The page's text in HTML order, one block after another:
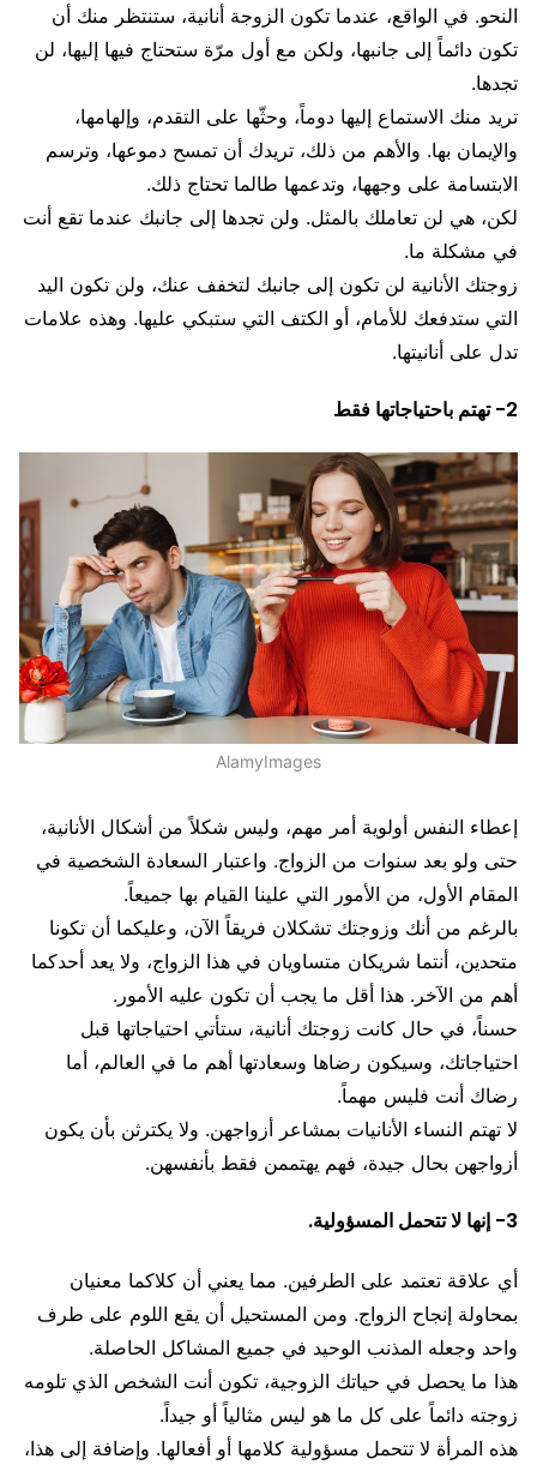
النحو. في الواقع، عندما تكون الزوجة أنانية، ستنتظر منك أن
تكون دائماً إلى جانبها، ولكن مع أول مرّة ستحتاج فيها إليها، لن
تجدها.
تريد منك الاستماع إليها دوماً، وحثّها على التقدم، وإلهامها،
والإيمان بها. والأهم من ذلك، تريدك أن تمسح دموعها، وترسم
الابتسامة على وجهها، وتدعمها طالما تحتاج ذلك.
لكن، هي لن تعاملك بالمثل. ولن تجدها إلى جانبك عندما تقع أنت
في مشكلة ما.
زوجتك الأنانية لن تكون إلى جانبك لتخفف عنك، ولن تكون اليد
التي ستدفعك للأمام، أو الكتف التي ستبكي عليها. وهذه علامات
تدل على أنانيتها.
2- تهتم باحتياجاتها فقط
AlamyImages
إعطاء النفس أولوية أمر مهم، وليس شكلاً من أشكال الأنانية،
حتى ولو بعد سنوات من الزواج. واعتبار السعادة الشخصية في
المقام الأول، من الأمور التي علينا القيام بها جميعاً.
بالرغم من أنك وزوجتك تشكلان فريقاً الآن، وعليكما أن تكونا
متحدين، أنتما شريكان متساويان في هذا الزواج، ولا يعد أحدكما
أهم من الآخر. هذا أقل ما يجب أن تكون عليه الأمور.
حسناً، في حال كانت زوجتك أنانية، ستأتي احتياجاتها قبل
احتياجاتك، وسيكون رضاها وسعادتها أهم ما في العالم، أما
رضاك أنت فليس مهماً.
لا تهتم النساء الأنانيات بمشاعر أزواجهن. ولا يكترثن بأن يكون
أزواجهن بحال جيدة، فهم يهتممن فقط بأنفسهن.
3- إنها لا تتحمل المسؤولية.
أي علاقة تعتمد على الطرفين. مما يعني أن كلاكما معنيان
بمحاولة إنجاح الزواج. ومن المستحيل أن يقع اللوم على طرف
واحد وجعله المذنب الوحيد في جميع المشاكل الحاصلة.
هذا ما يحصل في حياتك الزوجية، تكون أنت الشخص الذي تلومه
زوجته دائماً على كل ما هو ليس مثالياً أو جيداً.
هذه المرأة لا تتحمل مسؤولية كلامها أو أفعالها. وإضافة إلى هذا،